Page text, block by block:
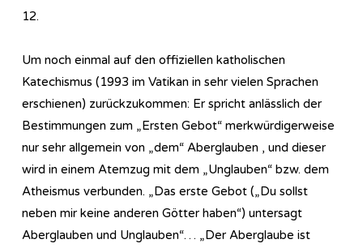
12.
Um noch einmal auf den offiziellen katholischen
Katechismus (1993 im Vatikan in sehr vielen Sprachen
erschienen) zurückzukommen: Er spricht anlässlich der
Bestimmungen zum „Ersten Gebot“ merkwürdigerweise
nur sehr allgemein von „dem“ Aberglauben , und dieser
wird in einem Atemzug mit dem „Unglauben“ bzw. dem
Atheismus verbunden. „Das erste Gebot („Du sollst
neben mir keine anderen Götter haben“) untersagt
Aberglauben und Unglauben“… „Der Aberglaube ist